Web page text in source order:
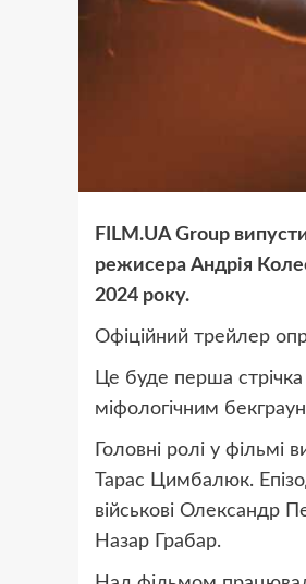
FILM.UA Group
режисера Андрія
2024 року.
Офіційний трейлер
Це буде перша стрічка
міфологічним
Головні ролі у фільмі
Тарас Цимбалюк.
військові Олександр
Назар Грабар.